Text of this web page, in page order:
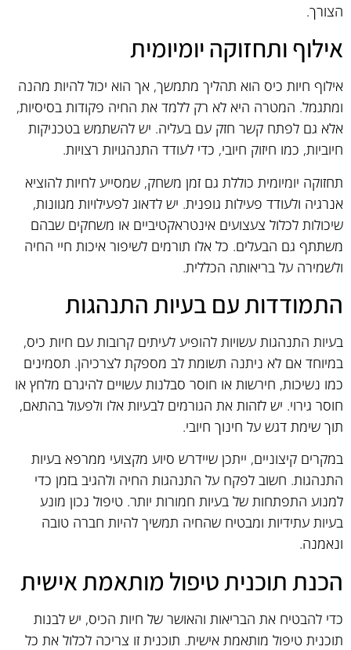
הצורך.
אילוף ותחזוקה יומיומית
אילוף חיות כיס הוא תהליך מתמשך, אך הוא יכול להיות מהנה
ומתגמל. המטרה היא לא רק ללמד את החיה פקודות בסיסיות,
אלא גם לפתח קשר חזק עם בעליה. יש להשתמש בטכניקות
חיוביות, כמו חיזוק חיובי, כדי לעודד התנהגויות רצויות.
תחזוקה יומיומית כוללת גם זמן משחק, שמסייע לחיות להוציא
אנרגיה ולעודד פעילות גופנית. יש לדאוג לפעילויות מגוונות,
שיכולות לכלול צעצועים אינטראקטיביים או משחקים שבהם
משתתף גם הבעלים. כל אלו תורמים לשיפור איכות חיי החיה
ולשמירה על בריאותה הכללית.
התמודדות עם בעיות התנהגות
בעיות התנהגות עשויות להופיע לעיתים קרובות עם חיות כיס,
במיוחד אם לא ניתנה תשומת לב מספקת לצרכיהן. תסמינים
כמו נשיכות, חירשות או חוסר סבלנות עשויים להיגרם מלחץ או
חוסר גירוי. יש לזהות את הגורמים לבעיות אלו ולפעול בהתאם,
תוך שימת דגש על חינוך חיובי.
במקרים קיצוניים, ייתכן שיידרש סיוע מקצועי ממרפא בעיות
התנהגות. חשוב לפקח על התנהגות החיה ולהגיב בזמן כדי
למנוע התפתחות של בעיות חמורות יותר. טיפול נכון מונע
בעיות עתידיות ומבטיח שהחיה תמשיך להיות חברה טובה
ונאמנה.
הכנת תוכנית טיפול מותאמת אישית
כדי להבטיח את הבריאות והאושר של חיות הכיס, יש לבנות
תוכנית טיפול מותאמת אישית. תוכנית זו צריכה לכלול את כל